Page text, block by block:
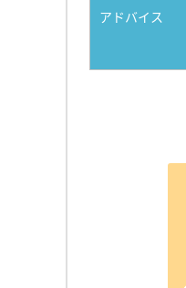
アドバイス